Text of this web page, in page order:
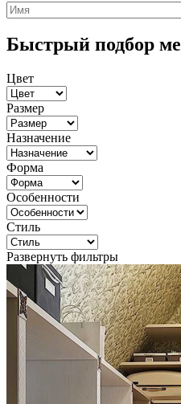
Быстрый подбор
Цвет
Размер
Назначение
Форма
Особенности
Стиль
Развернуть фильтры